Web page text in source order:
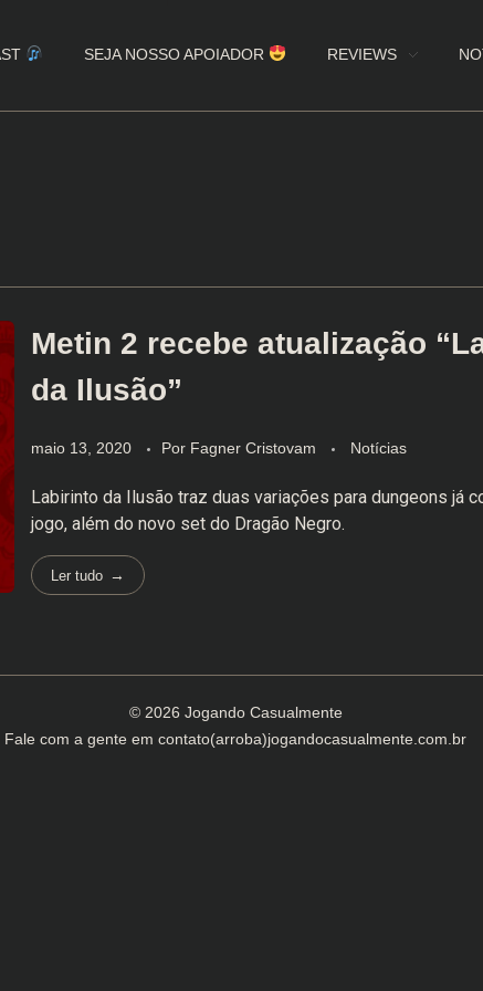
SEJA NOSSO APOIADOR REVIEWS
Metin 2 recebe atualização
da Ilusão”
maio 13, 2020 Por Fagner Cristovam Notícias
Labirinto da Ilusão traz duas variações para dungeons já
jogo, além do novo set do Dragão Negro.
Ler tudo
© 2026 Jogando Casualmente
Fale com a gente em contato(arroba)jogandocasualmente.com.br